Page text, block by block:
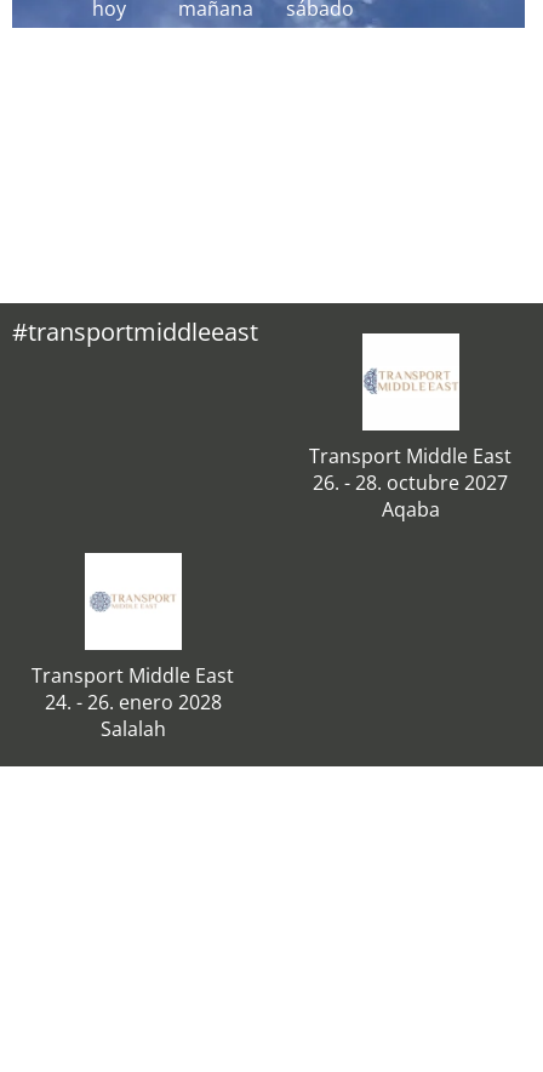
hoy mañana sábado
#transportmiddleeast
Transport Middle East
26. - 28. octubre 2027
Aqaba
Transport Middle East
24. - 26. enero 2028
Salalah